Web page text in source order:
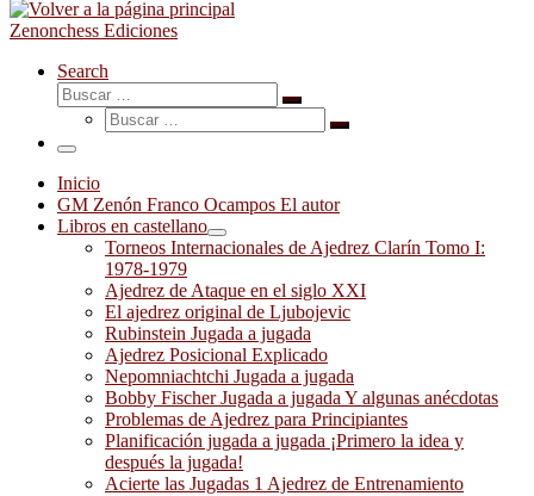
Zenonchess Ediciones
Search
Buscar
Buscar
Buscar
Buscar
Menú
Inicio
GM Zenón Franco Ocampos El autor
Libros en castellano
Torneos Internacionales de Ajedrez Clarín Tomo I:
1978-1979
Ajedrez de Ataque en el siglo XXI
El ajedrez original de Ljubojevic
Rubinstein Jugada a jugada
Ajedrez Posicional Explicado
Nepomniachtchi Jugada a jugada
Bobby Fischer Jugada a jugada Y algunas anécdotas
Problemas de Ajedrez para Principiantes
Planificación jugada a jugada ¡Primero la idea y
después la jugada!
Acierte las Jugadas 1 Ajedrez de Entrenamiento